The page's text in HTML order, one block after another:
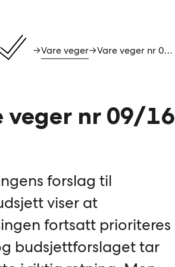
→Vare veger→ Vare veger nr 09 16
veger nr 09/16
forslag til
viser at
fortsatt prioriteres
budsjettforslaget tar